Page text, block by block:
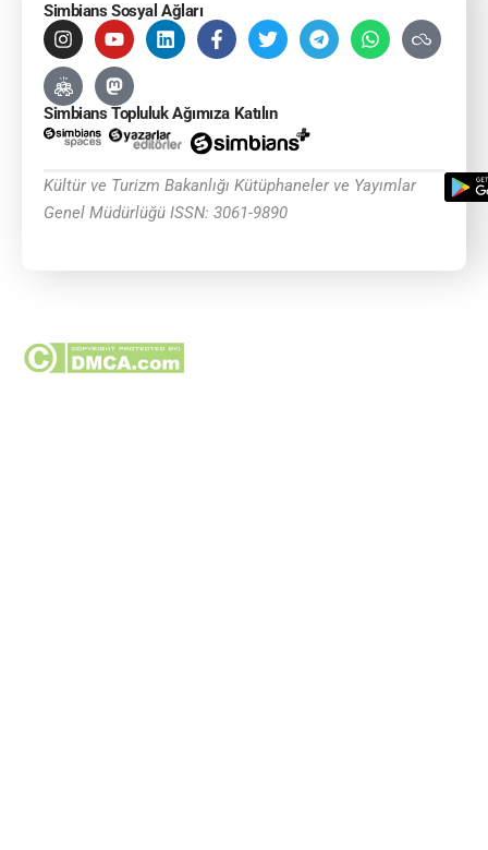
Simbians Sosyal Ağları
Simbians Topluluk Ağımıza Katılın
Kültür ve Turizm Bakanlığı Kütüphaneler ve Yayımlar
Genel Müdürlüğü ISSN: 3061-9890